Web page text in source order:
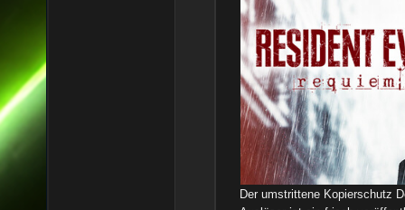
Der umstrittene Kopierschutz